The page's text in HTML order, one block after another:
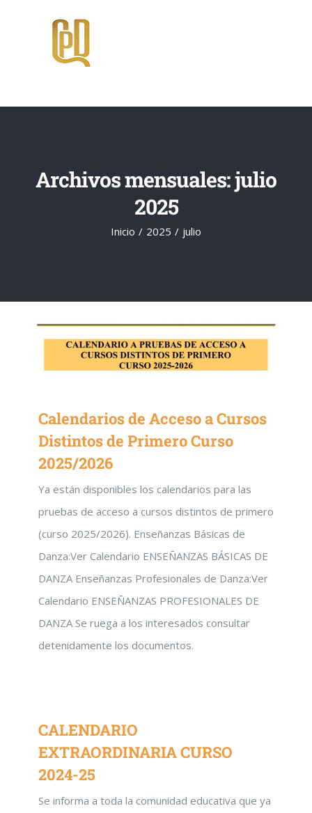
Archivos mensuales:julio
2025
Inicio 2025 julio
Calendarios de Acceso a Cursos
Distintos de Primero Curso
2025/2026
Ya están disponibles los calendarios para las
pruebas de acceso a cursos distintos de primero
(curso 2025/2026). Enseñanzas Básicas de
Danza:Ver Calendario ENSEÑANZAS BÁSICAS DE
DANZA Enseñanzas Profesionales de Danza:Ver
Calendario ENSEÑANZAS PROFESIONALES DE
DANZA Se ruega a los interesados consultar
detenidamente los documentos.
CALENDARIO
EXTRAORDINARIA CURSO
2024-25
Se informa a toda la comunidad educativa que ya